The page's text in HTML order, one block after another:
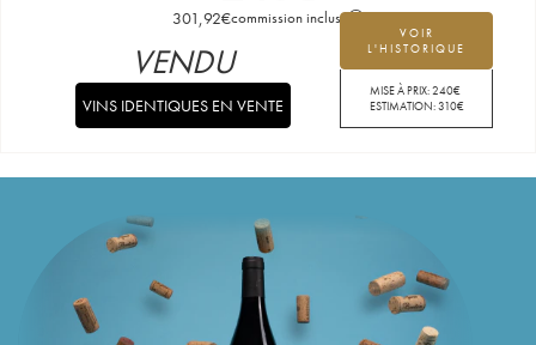
301,92€commission incluse
VOIR
L'HISTORIQUE
MISE À PRIX:240€
ESTIMATION:310€
VENDU
VINS IDENTIQUES EN VENTE